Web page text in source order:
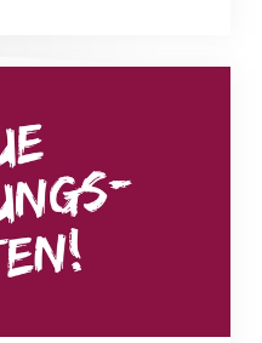
August 2026